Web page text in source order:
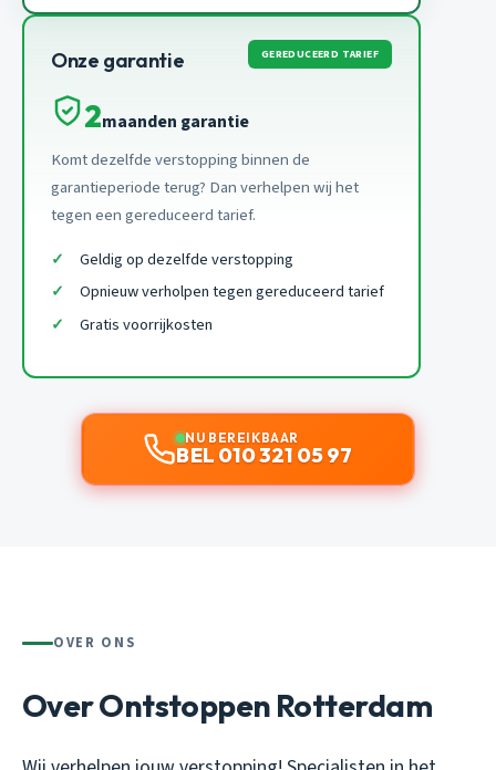
Onze garantie GEREDUCEERD TARIEF
2maanden garantie
Komt dezelfde verstopping binnen de
garantieperiode terug? Dan verhelpen wij het
tegen een gereduceerd tarief.
Geldig op dezelfde verstopping
Opnieuw verholpen tegen gereduceerd tarief
Gratis voorrijkosten
NU BEREIKBAAR
BEL 010 321 05 97
OVER ONS
Over Ontstoppen Rotterdam